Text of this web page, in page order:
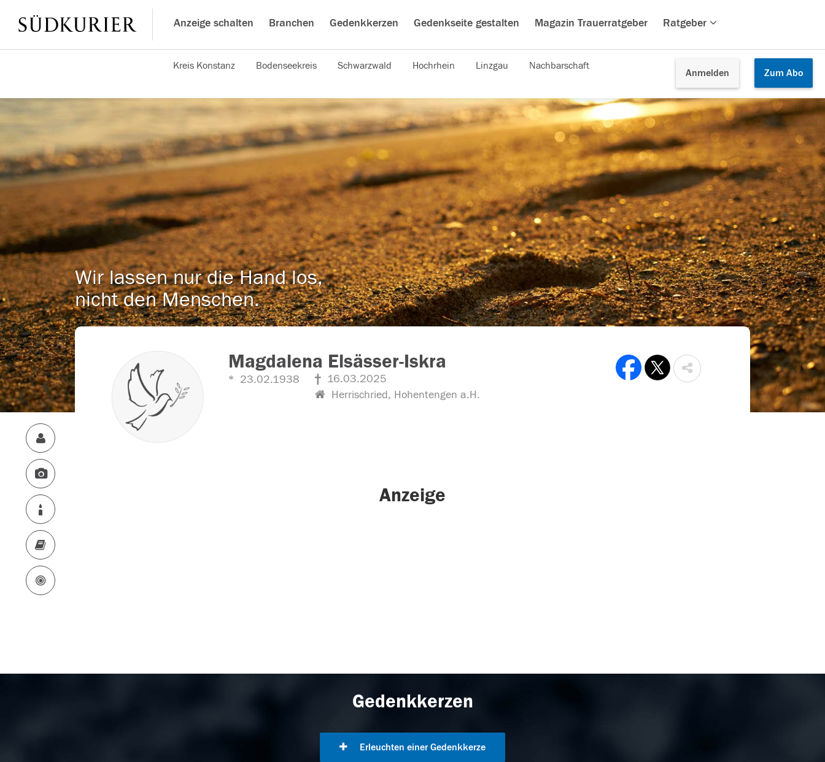
Anzeige schalten Branchen Gedenkkerzen Gedenkseite gestalten Magazin Trauerratgeber Ratgeber
Anmelden Zum Abo
Kreis Konstanz Bodenseekreis Schwarzwald Hochrhein Linzgau Nachbarschaft
Wir lassen nur die Hand los,
nicht den Menschen.
Magdalena Elsässer-Iskra
23.02.1938
16.03.2025
Herrischried, Hohentengen a.H.
Anzeige
Gedenkkerzen
Erleuchten einer Gedenkkerze